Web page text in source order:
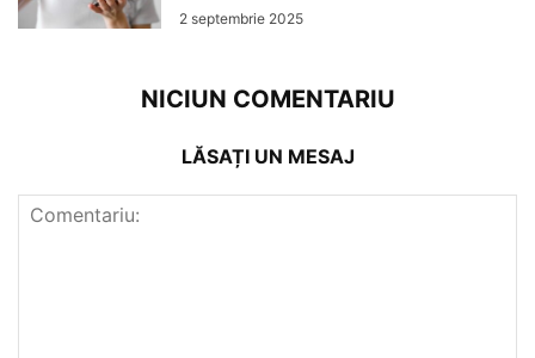
2 septembrie 2025
NICIUN COMENTARIU
LĂSAȚI UN MESAJ